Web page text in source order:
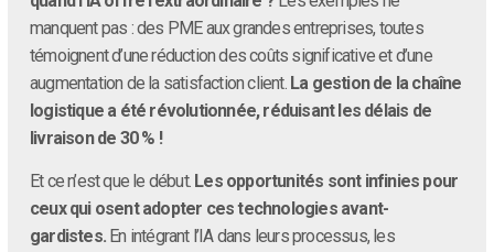
manquent pas : des PME aux grandes entreprises, toutes
témoignent d’une réduction des coûts significative et d’une
augmentation de la satisfaction client. La gestion de la chaîne
logistique a été révolutionnée, réduisant les délais de
livraison de 30 % !
Et ce n’est que le début. Les opportunités sont infinies pour
ceux qui osent adopter ces technologies avant-
gardistes. En intégrant l’IA dans leurs processus, les